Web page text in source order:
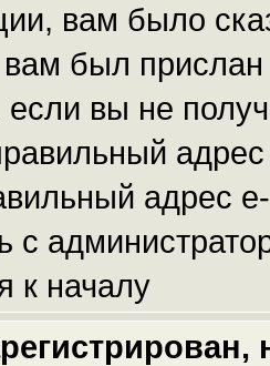
вам было
был
вы не
адрес
с
к началу